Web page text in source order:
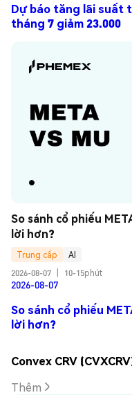
Dự báo tăng lãi suất
tháng 7 giảm 23.000
So sánh cổ phiếu
lời hơn?
Trung cấp
AI
2026-08-07
10-15phút
2026-08-07
So sánh cổ phiếu
lời hơn?
Convex CRV
Thêm